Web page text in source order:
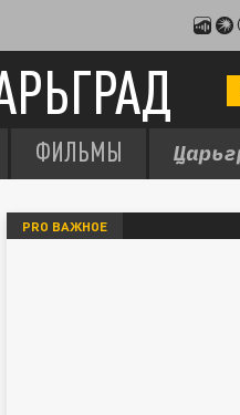
ФИЛЬМЫ
PRO ВАЖНОЕ